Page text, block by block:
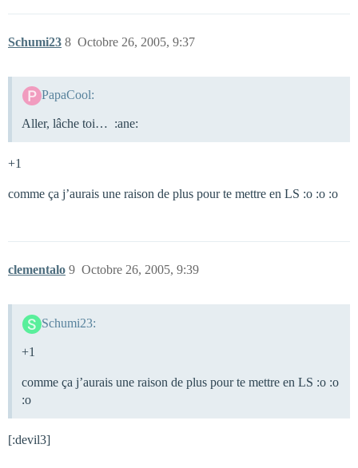
Schumi23 Octobre 26, 2005, 9:37
8
PapaCool:
Aller, lâche toi… :ane:
+1
comme ça j’aurais une raison de plus pour te mettre en LS :o :o :o
clementalo Octobre 26, 2005, 9:39
9
Schumi23:
+1
comme ça j’aurais une raison de plus pour te mettre en LS :o :o
:o
[:devil3]